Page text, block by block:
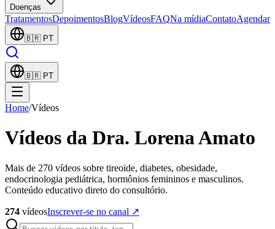
Doenças
TratamentosDepoimentosBlogVídeosFAQNa mídiaContatoAgendar
🇧🇷 PT
🇧🇷 PT
Home/Vídeos
Vídeos da Dra. Lorena Amato
Mais de 270 vídeos sobre tireoide, diabetes, obesidade,
endocrinologia pediátrica, hormônios femininos e masculinos.
Conteúdo educativo direto do consultório.
274 vídeosInscrever-se no canal ↗